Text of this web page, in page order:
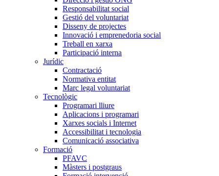
Responsabilitat social
Gestió del voluntariat
Disseny de projectes
Innovació i emprenedoria social
Treball en xarxa
Participació interna
Jurídic
Contractació
Normativa entitat
Marc legal voluntariat
Tecnològic
Programari lliure
Aplicacions i programari
Xarxes socials i Internet
Accessibilitat i tecnologia
Comunicació associativa
Formació
PFAVC
Màsters i postgraus